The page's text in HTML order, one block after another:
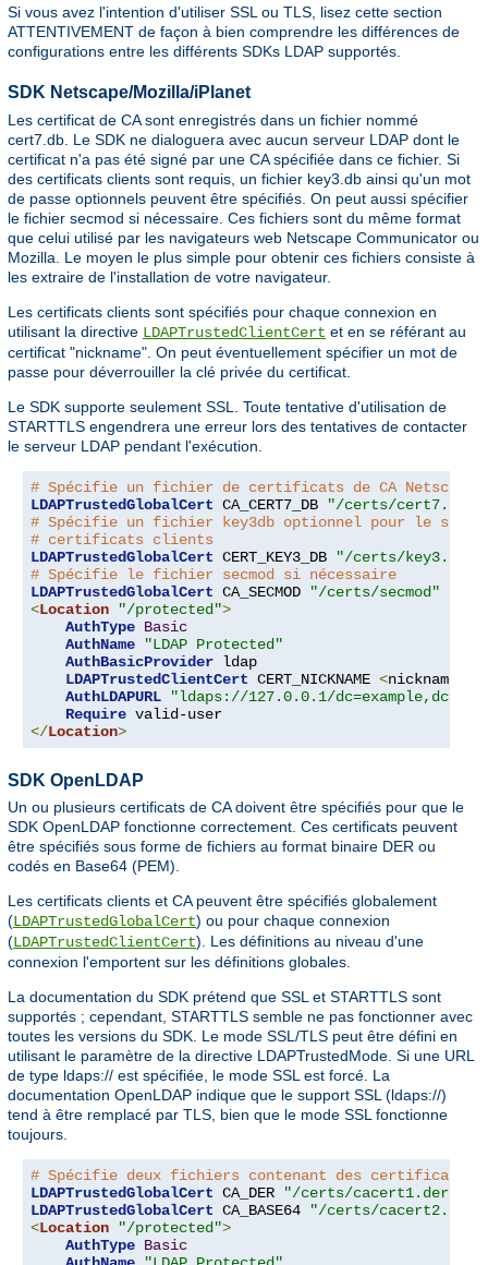
Si vous avez l'intention d'utiliser SSL ou TLS, lisez cette section
ATTENTIVEMENT de façon à bien comprendre les différences de
configurations entre les différents SDKs LDAP supportés.
SDK Netscape/Mozilla/iPlanet
Les certificat de CA sont enregistrés dans un fichier nommé
cert7.db. Le SDK ne dialoguera avec aucun serveur LDAP dont le
certificat n'a pas été signé par une CA spécifiée dans ce fichier. Si
des certificats clients sont requis, un fichier key3.db ainsi qu'un mot
de passe optionnels peuvent être spécifiés. On peut aussi spécifier
le fichier secmod si nécessaire. Ces fichiers sont du même format
que celui utilisé par les navigateurs web Netscape Communicator ou
Mozilla. Le moyen le plus simple pour obtenir ces fichiers consiste à
les extraire de l'installation de votre navigateur.
Les certificats clients sont spécifiés pour chaque connexion en
utilisant la directive LDAPTrustedClientCert et en se référant au
certificat "nickname". On peut éventuellement spécifier un mot de
passe pour déverrouiller la clé privée du certificat.
Le SDK supporte seulement SSL. Toute tentative d'utilisation de
STARTTLS engendrera une erreur lors des tentatives de contacter
le serveur LDAP pendant l'exécution.
# Spécifie un fichier de certificats de CA Netscape
LDAPTrustedGlobalCert CA_CERT7_DB
"/certs/cert7.db"
# Spécifie un fichier key3db optionnel pour le
# certificats clients
LDAPTrustedGlobalCert CERT_KEY3_DB
"/certs/key3.db"
# Spécifie le fichier secmod si nécessaire
LDAPTrustedGlobalCert CA_SECMOD
"/certs/secmod"
<Location "/protected">
AuthType Basic
AuthName
"LDAP Protected"
AuthBasicProvider ldap
LDAPTrustedClientCert CERT_NICKNAME <nickname
AuthLDAPURL
"ldaps://127.0.0.1/
Require
</Location>
SDK OpenLDAP
Un ou plusieurs certificats de CA doivent être spécifiés pour que le
SDK OpenLDAP fonctionne correctement. Ces certificats peuvent
être spécifiés sous forme de fichiers au format binaire DER ou
codés en Base64 (PEM).
Les certificats clients et CA peuvent être spécifiés globalement
(LDAPTrustedGlobalCert) ou pour chaque connexion
(LDAPTrustedClientCert). Les définitions au niveau d'une
connexion l'emportent sur les définitions globales.
La documentation du SDK prétend que SSL et STARTTLS sont
supportés ; cependant, STARTTLS semble ne pas fonctionner avec
toutes les versions du SDK. Le mode SSL/TLS peut être défini en
utilisant le paramètre de la directive LDAPTrustedMode. Si une URL
de type ldaps:// est spécifiée, le mode SSL est forcé. La
documentation OpenLDAP indique que le support SSL (ldaps://)
tend à être remplacé par TLS, bien que le mode SSL fonctionne
toujours.
# Spécifie deux fichiers contenant des certificats
LDAPTrustedGlobalCert CA_DER
"/certs/cacert1.der"
LDAPTrustedGlobalCert CA_BASE64
"/certs/cacert2.pem"
<Location "/protected">
AuthType Basic